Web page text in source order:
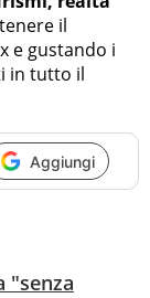
il
e gustando i
in tutto il
Aggiungi
"senza